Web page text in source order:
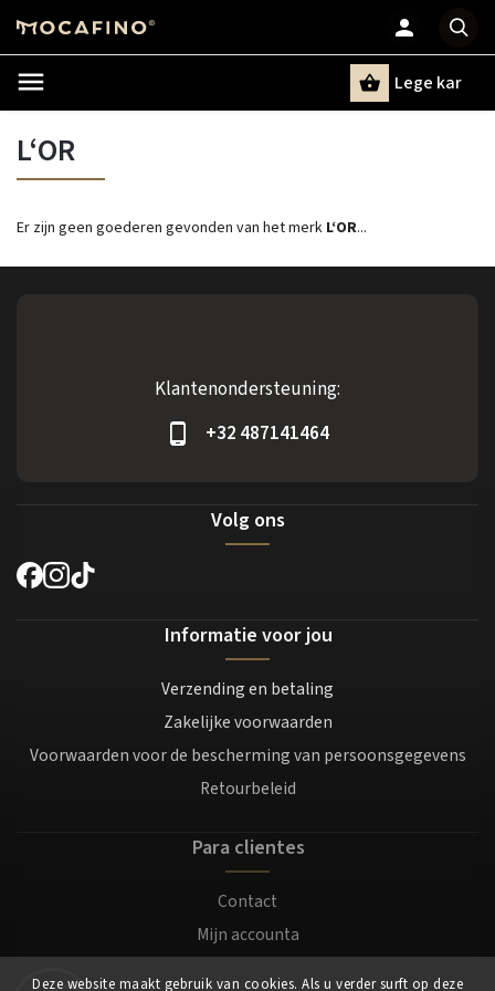
Deze website maakt gebruik van cookies. Als u verder surft op deze
Lege kar
L‘OR
Er zijn geen goederen gevonden van het merk L‘OR...
Klantenondersteuning:
+32 487141464
Volg ons
Informatie voor jou
Verzending en betaling
Zakelijke voorwaarden
Voorwaarden voor de bescherming van persoonsgegevens
Retourbeleid
Para clientes
Contact
Mijn accounta